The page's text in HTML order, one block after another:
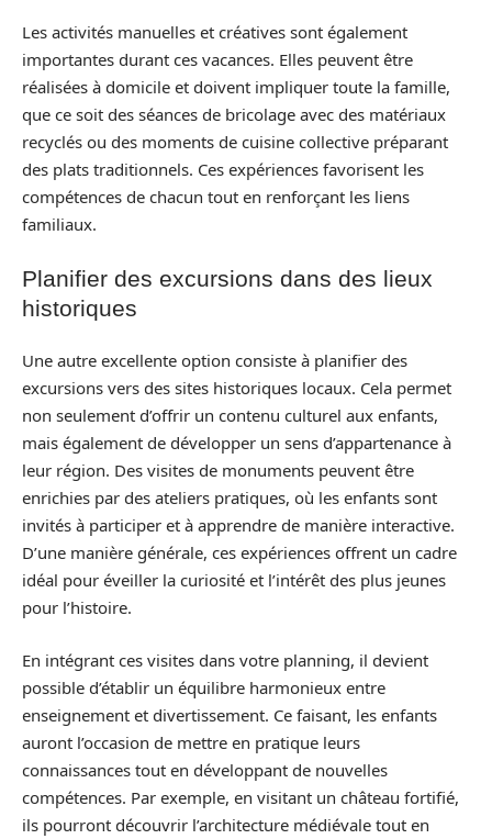
Les activités manuelles et créatives sont également
importantes durant ces vacances. Elles peuvent être
réalisées à domicile et doivent impliquer toute la famille,
que ce soit des séances de bricolage avec des matériaux
recyclés ou des moments de cuisine collective préparant
des plats traditionnels. Ces expériences favorisent les
compétences de chacun tout en renforçant les liens
familiaux.
Planifier des excursions dans des lieux
historiques
Une autre excellente option consiste à planifier des
excursions vers des sites historiques locaux. Cela permet
non seulement d’offrir un contenu culturel aux enfants,
mais également de développer un sens d’appartenance à
leur région. Des visites de monuments peuvent être
enrichies par des ateliers pratiques, où les enfants sont
invités à participer et à apprendre de manière interactive.
D’une manière générale, ces expériences offrent un cadre
idéal pour éveiller la curiosité et l’intérêt des plus jeunes
pour l’histoire.
En intégrant ces visites dans votre planning, il devient
possible d’établir un équilibre harmonieux entre
enseignement et divertissement. Ce faisant, les enfants
auront l’occasion de mettre en pratique leurs
connaissances tout en développant de nouvelles
compétences. Par exemple, en visitant un château fortifié,
ils pourront découvrir l’architecture médiévale tout en